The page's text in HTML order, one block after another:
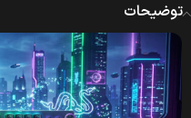
توضیحات